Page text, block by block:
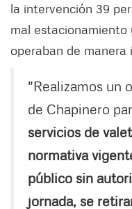
la intervención 39
mal
operaban de manera
"Realizamos un
de Chapinero
servicios de
normativa
público sin
jornada, se